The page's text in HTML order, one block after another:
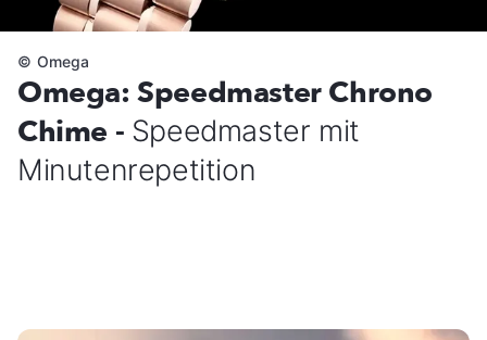
Omega: Speedmaster Chrono
Chime - Speedmaster mit
Minutenrepetition
© Omega